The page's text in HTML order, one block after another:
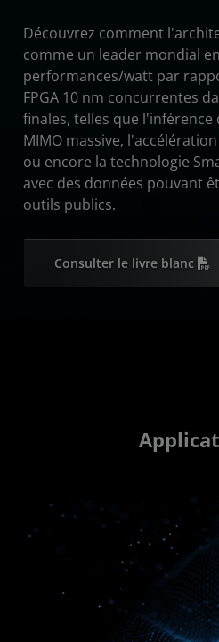
Découvrez comment
comme un leader mondial
performances/watt par
FPGA 10 nm concurrentes
finales, telles que l'inférence
MIMO massive,
ou encore la technologie
avec des données pouvant
outils publics.
Consulter le livre blanc